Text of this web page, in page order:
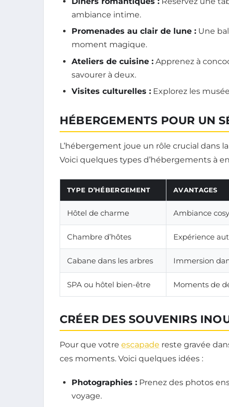
ambiance intime.
Promenades au clair de lune : Une
moment magique.
Ateliers de cuisine : Apprenez à
savourer à deux.
Visites culturelles : Explorez les
HÉBERGEMENTS POUR UN
L’hébergement joue un rôle crucial dans
Voici quelques types d’hébergements à
TYPE D’HÉBERGEMENT AVANTAGES
Hôtel de charme Ambiance
Chambre d’hôtes Expérience
Cabane dans les arbres Immersion
SPA ou hôtel bien-être Moments de
CRÉER DES SOUVENIRS
Pour que votre escapade reste gravée
ces moments. Voici quelques idées :
Photographies : Prenez des photos
voyage.